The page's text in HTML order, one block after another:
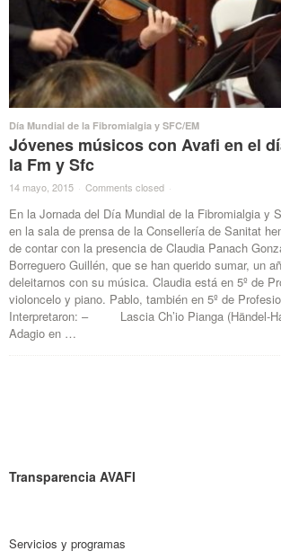
Día Mundial de la Fibromialgia y SFC/EM
Jóvenes músicos con Avafi en el
la Fm y Sfc
14 mayo, 2015 · Comments closed ·
En la Jornada del Día Mundial de la Fibromialgia y
en la sala de prensa de la Consellería de Sanitat
de contar con la presencia de Claudia Panach
Borreguero Guillén, que se han querido sumar, un
deleitarnos con su música. Claudia está en 5º de
violoncelo y piano. Pablo, también en 5º de
Interpretaron: – Lascia Ch’io Pianga
Adagio en …
Transparencia AVAFI
Servicios y programas